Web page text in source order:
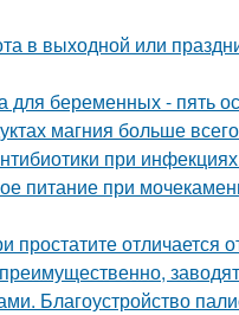
в выходной или
беременных - пять
магния больше
при
питание при
простатите отличается
Благоустройство